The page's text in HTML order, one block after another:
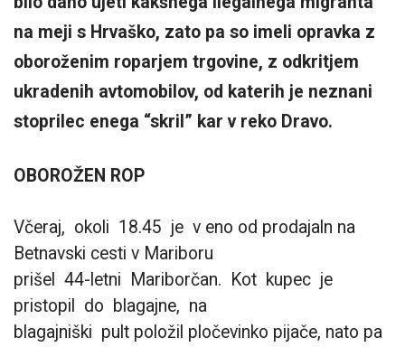
na meji s Hrvaško, zato pa so imeli opravka z
oboroženim roparjem trgovine, z odkritjem
ukradenih avtomobilov, od katerih je neznani
stoprilec enega “skril” kar v reko Dravo.
OBOROŽEN ROP
Včeraj, okoli 18.45 je v eno od prodajaln na
Betnavski cesti v Mariboru
prišel 44-letni Mariborčan. Kot kupec je
pristopil do blagajne, na
blagajniški pult položil pločevinko pijače, nato pa